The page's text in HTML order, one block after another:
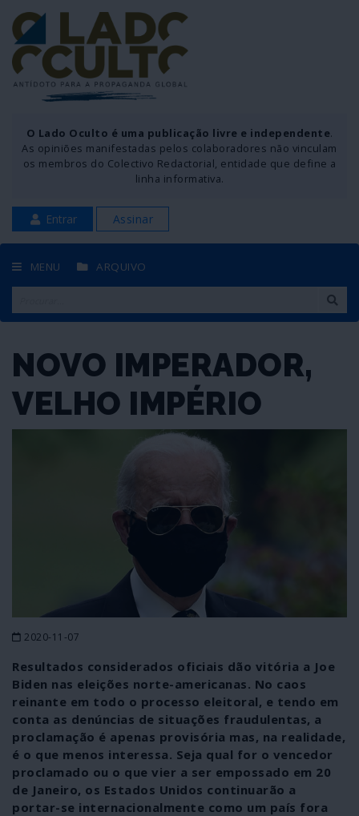
O Lado Oculto é uma publicação livre e independente.
As opiniões manifestadas pelos colaboradores não vinculam
os membros do Colectivo Redactorial, entidade que define a
linha informativa.
Entrar Assinar
MENU ARQUIVO
NOVO IMPERADOR,
VELHO IMPÉRIO
2020-11-07
Resultados considerados oficiais dão vitória a Joe
Biden nas eleições norte-americanas. No caos
reinante em todo o processo eleitoral, e tendo em
conta as denúncias de situações fraudulentas, a
proclamação é apenas provisória mas, na realidade,
é o que menos interessa. Seja qual for o vencedor
proclamado ou o que vier a ser empossado em 20
de Janeiro, os Estados Unidos continuarão a
portar-se internacionalmente como um país fora